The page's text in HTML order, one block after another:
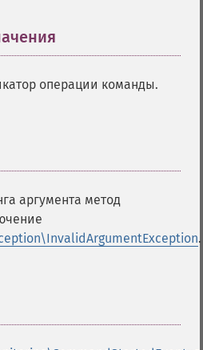
операции команды.
аргумента метод
.